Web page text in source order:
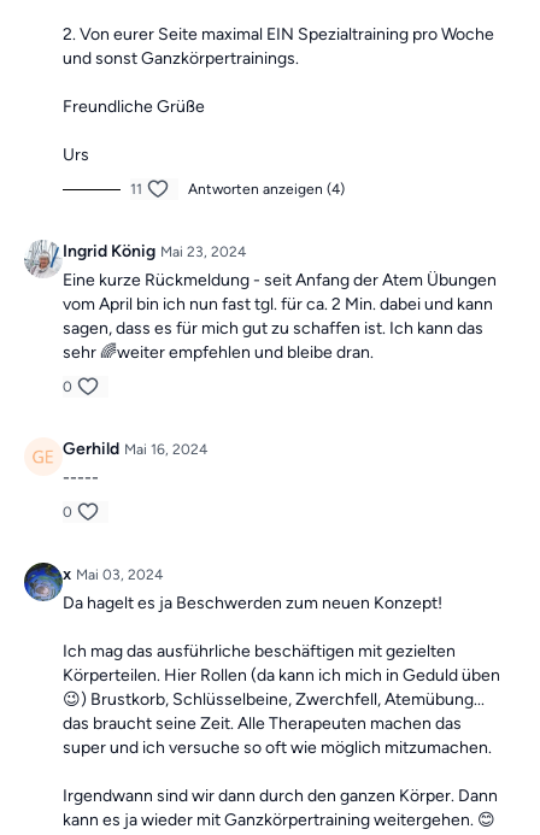
2. Von eurer Seite maximal EIN Spezialtraining pro Woche
und sonst Ganzkörpertrainings.
Freundliche Grüße
Urs
11 Antworten anzeigen (4)
Ingrid König Mai 23, 2024
Eine kurze Rückmeldung - seit Anfang der Atem Übungen
vom April bin ich nun fast tgl. für ca. 2 Min. dabei und kann
sagen, dass es für mich gut zu schaffen ist. Ich kann das
sehr 🌈weiter empfehlen und bleibe dran.
0
Gerhild Mai 16, 2024
-----
0
x Mai 03, 2024
Da hagelt es ja Beschwerden zum neuen Konzept!
Ich mag das ausführliche beschäftigen mit gezielten
Körperteilen. Hier Rollen (da kann ich mich in Geduld üben
😉) Brustkorb, Schlüsselbeine, Zwerchfell, Atemübung...
das braucht seine Zeit. Alle Therapeuten machen das
super und ich versuche so oft wie möglich mitzumachen.
Irgendwann sind wir dann durch den ganzen Körper. Dann
kann es ja wieder mit Ganzkörpertraining weitergehen. 😊